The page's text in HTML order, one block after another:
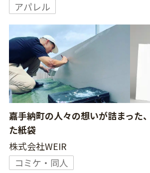
アパレル
嘉手納町の人々の想いが詰まった
た紙袋
株式会社WEIR
コミケ・同人